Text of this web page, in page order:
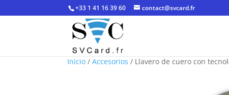
+33 1 41 16 39 60 contact@svcard.fr
Inicio / Accesorios / Llavero de cuero con